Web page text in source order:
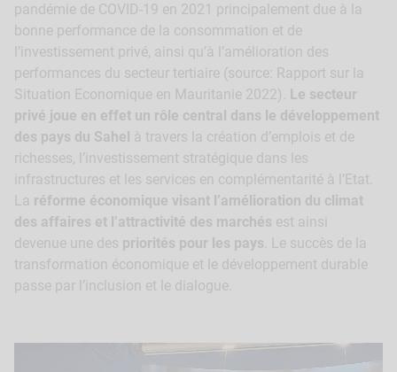
pandémie de COVID-19 en 2021 principalement due à la
bonne performance de la consommation et de
l’investissement privé, ainsi qu’à l’amélioration des
performances du secteur tertiaire (source: Rapport sur la
Situation Economique en Mauritanie 2022).
Le secteur
privé joue en effet un rôle central dans le développement
des pays du Sahel à travers la création d’emplois et de
richesses, l’investissement stratégique dans les
infrastructures et les services en complémentarité à l’Etat.
La réforme économique visant l’amélioration du climat
des affaires et l’attractivité des marchés est ainsi
devenue une des priorités pour les pays . Le succès de la
transformation économique et le développement durable
passe par l’inclusion et le dialogue.